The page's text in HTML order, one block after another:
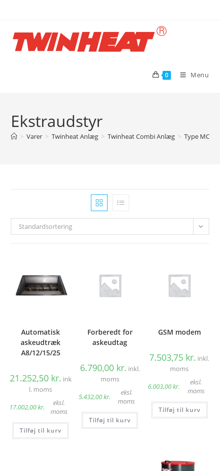
content
0 Menu
Ekstraudstyr
> Varer > Twinheat Anlæg > Twinheat Combi Anlæg > Type MCS
Standardsortering
Automatisk
askeudtræk
A8/12/15/25
21.252,50 kr. ink
l. moms
17.002,00kr.
eksl.
moms
Tilføj til kurv
Forberedt for
askeudtag
6.790,00 kr. inkl.
moms
5.432,00kr.
eksl.
moms
Tilføj til kurv
GSM modem
7.503,75 kr. inkl.
moms
6.003,00kr.
eksl.
moms
Tilføj til kurv